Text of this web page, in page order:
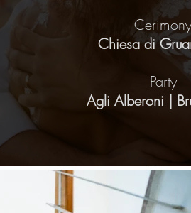
Cerimony
Chiesa di
Party
Agli Alberoni |